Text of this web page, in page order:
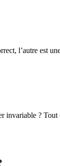
l’autre est
invariable ?